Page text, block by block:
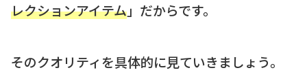
レクションアイテム」だからです。
そのクオリティを具体的に見ていきましょう。